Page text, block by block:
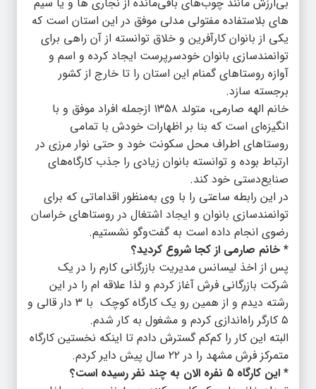
های بلاستفاده مفتولی مدلی موفق در این استان است که
یکی از بانوان کارآفرین و خلاق توانسته از آن راهی برای
توانمندسازی بانوان خودسرپرست ایجاد کرده و اسم و
آوازه روستاهای گمنام این استان را تا خارج از کشور
برجسته سازد.
خانم الهه صارمی، متولد ۱۳۵۸ ازجمله افراد موفق و با
انگیزه‌ای است که بنا بر اظهارات خودش با تمامی
روستاهای اطراف محل سکونت خود و حتی نوار مرزی در
ارتباط بوده و توانسته بانوان زیادی را جذب کارگاه‌های
صنایع‌دستی خود کند.
در این رابطه ساعتی را با وی به‌منظور اقداماتی که برای
توانمندسازی بانوان و ایجاد اشتغال در روستاهای خراسان
رضوی انجام داده است به گفت‌وگو نشستیم.
* خانم صارمی از کجا شروع کردید؟
پس از اخذ لیسانس مدیریت بازرگانی کارم را در یک
شرکت بازرگانی فرش آغاز کردم و لذا علاقه ام را در این
رشته دیدم و از همین رو یک کارگاه کوچک با ۳ دار قالی و
۵ کارگر راه‌اندازی کردم و مشغول به کار شدم.
البته این کار را کم‌کم گسترش دادم تا اینکه نخستین کارگاه
متمرکز فرش مشهد را در ۲۲ سال پیش دایر کردم.
* این کارگاه ۵ نفره الان به چند نفر رسیده است؟